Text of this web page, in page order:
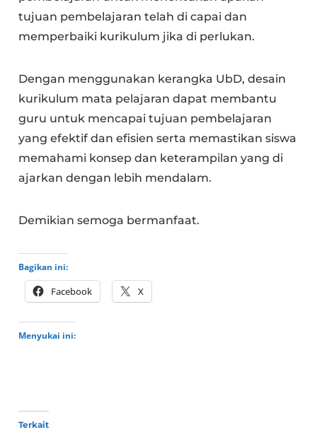
tujuan pembelajaran telah di capai dan
memperbaiki kurikulum jika di perlukan.
Dengan menggunakan kerangka UbD, desain
kurikulum mata pelajaran dapat membantu
guru untuk mencapai tujuan pembelajaran
yang efektif dan efisien serta memastikan siswa
memahami konsep dan keterampilan yang di
ajarkan dengan lebih mendalam.
Demikian semoga bermanfaat.
Bagikan ini:
Facebook X
Menyukai ini:
Terkait